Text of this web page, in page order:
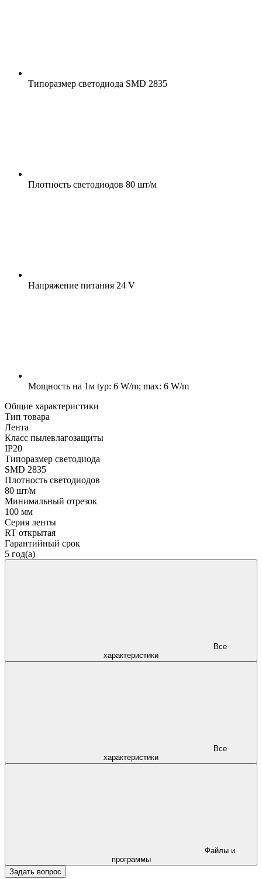
Типоразмер светодиода SMD 2835
Плотность светодиодов 80 шт/м
Напряжение питания 24 V
Мощность на 1м typ: 6 W/m; max: 6 W/m
Общие характеристики
Тип товара
Лента
Класс пылевлагозащиты
IP20
Типоразмер светодиода
SMD 2835
Плотность светодиодов
80 шт/м
Минимальный отрезок
100 мм
Серия ленты
RT открытая
Гарантийный срок
5 год(а)
характеристики
характеристики
программы
Задать вопрос